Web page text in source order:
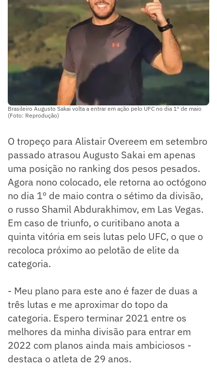
Brasileiro Augusto Sakai volta a entrar em ação pelo UFC no dia 1º de maio
(Foto: Reprodução)
O tropeço para Alistair Overeem em setembro
passado atrasou Augusto Sakai em apenas
uma posição no ranking dos pesos pesados.
Agora nono colocado, ele retorna ao octógono
no dia 1º de maio contra o sétimo da divisão,
o russo Shamil Abdurakhimov, em Las Vegas.
Em caso de triunfo, o curitibano anota a
quinta vitória em seis lutas pelo UFC, o que o
recoloca próximo ao pelotão de elite da
categoria.
- Meu plano para este ano é fazer de duas a
três lutas e me aproximar do topo da
categoria. Espero terminar 2021 entre os
melhores da minha divisão para entrar em
2022 com planos ainda mais ambiciosos -
destaca o atleta de 29 anos.